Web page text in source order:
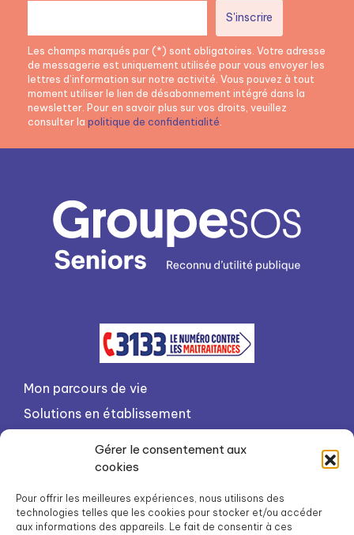
Gérer le consentement aux
cookies
Pour offrir les meilleures expériences, nous utilisons des
technologies telles que les cookies pour stocker et/ou accéder
aux informations des appareils. Le fait de consentir à ces
Les champs marqués par (*) sont obligatoires. Votre adresse
de messagerie est uniquement utilisée pour vous envoyer les
lettres d’information sur notre activité. Vous pouvez à tout
moment utiliser le lien de désabonnement intégré dans la
newsletter. Pour en savoir plus sur vos droits, veuillez
consulter la politique de confidentialité
Mon parcours de vie
Solutions en établissement
Notre organisation
Préparer son admission